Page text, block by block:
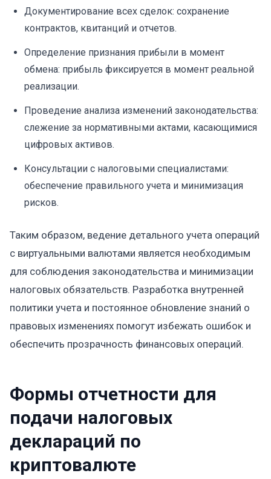
Документирование всех сделок: сохранение
контрактов, квитанций и отчетов.
Определение признания прибыли в момент
обмена: прибыль фиксируется в момент реальной
реализации.
Проведение анализа изменений законодательства:
слежение за нормативными актами, касающимися
цифровых активов.
Консультации с налоговыми специалистами:
обеспечение правильного учета и минимизация
рисков.
Таким образом, ведение детального учета операций
с виртуальными валютами является необходимым
для соблюдения законодательства и минимизации
налоговых обязательств. Разработка внутренней
политики учета и постоянное обновление знаний о
правовых изменениях помогут избежать ошибок и
обеспечить прозрачность финансовых операций.
Формы отчетности для
подачи налоговых
деклараций по
криптовалюте